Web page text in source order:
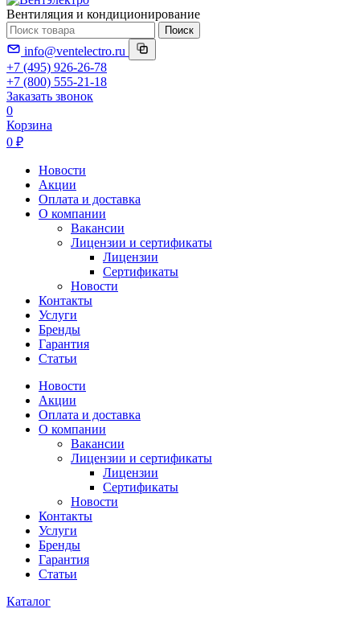
Вентиляция и кондиционирование
Поиск
info@ventelectro.ru
+7 (495) 926-26-78
+7 (800) 555-21-18
Заказать звонок
0
Корзина
0 ₽
Новости
Акции
Оплата и доставка
О компании
Вакансии
Лицензии и сертификаты
Лицензии
Сертификаты
Новости
Контакты
Услуги
Бренды
Гарантия
Статьи
Новости
Акции
Оплата и доставка
О компании
Вакансии
Лицензии и сертификаты
Лицензии
Сертификаты
Новости
Контакты
Услуги
Бренды
Гарантия
Статьи
Каталог